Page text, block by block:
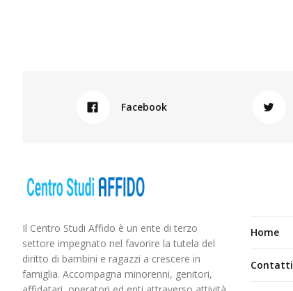
Facebook
Il Centro Studi Affido è un ente di terzo
settore impegnato nel favorire la tutela del
diritto di bambini e ragazzi a crescere in
famiglia. Accompagna minorenni, genitori,
Home
Contatti